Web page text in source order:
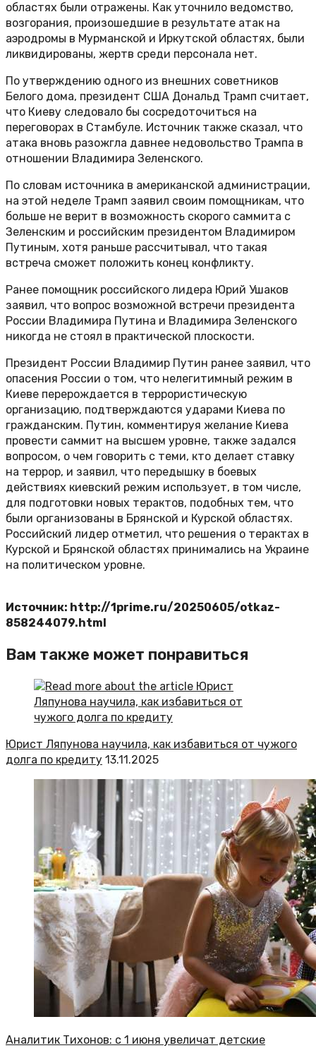
областях были отражены. Как уточнило ведомство,
возгорания, произошедшие в результате атак на
аэродромы в Мурманской и Иркутской областях, были
ликвидированы, жертв среди персонала нет.
По утверждению одного из внешних советников
Белого дома, президент США Дональд Трамп считает,
что Киеву следовало бы сосредоточиться на
переговорах в Стамбуле. Источник также сказал, что
атака вновь разожгла давнее недовольство Трампа в
отношении Владимира Зеленского.
По словам источника в американской администрации,
на этой неделе Трамп заявил своим помощникам, что
больше не верит в возможность скорого саммита с
Зеленским и российским президентом Владимиром
Путиным, хотя раньше рассчитывал, что такая
встреча сможет положить конец конфликту.
Ранее помощник российского лидера Юрий Ушаков
заявил, что вопрос возможной встречи президента
России Владимира Путина и Владимира Зеленского
никогда не стоял в практической плоскости.
Президент России Владимир Путин ранее заявил, что
опасения России о том, что нелегитимный режим в
Киеве перерождается в террористическую
организацию, подтверждаются ударами Киева по
гражданским. Путин, комментируя желание Киева
провести саммит на высшем уровне, также задался
вопросом, о чем говорить с теми, кто делает ставку
на террор, и заявил, что передышку в боевых
действиях киевский режим использует, в том числе,
для подготовки новых терактов, подобных тем, что
были организованы в Брянской и Курской областях.
Российский лидер отметил, что решения о терактах в
Курской и Брянской областях принимались на Украине
на политическом уровне.
Источник: http://1prime.ru/20250605/otkaz-
858244079.html
Вам также может понравиться
Юрист Ляпунова научила, как избавиться от чужого
долга по кредиту 13.11.2025
Аналитик Тихонов: с 1 июня увеличат детские